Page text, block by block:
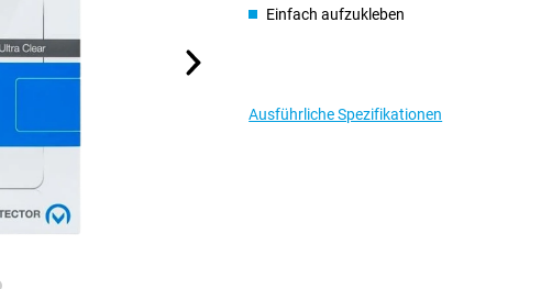
Einfach aufzukleben
Ausführliche Spezifikationen